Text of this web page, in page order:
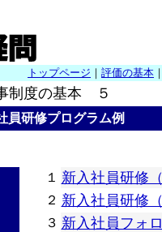
トップページ ｜ 評価の基本
制度の基本 ５
員研修プログラム例
１ 新入社員研修
２ 新入社員研修
３ 新入社員フォ